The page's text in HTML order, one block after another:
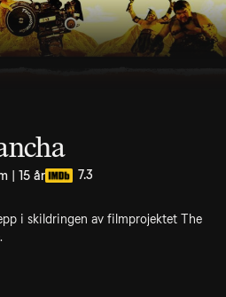
| 15 år 7.3
i skildringen av filmprojektet The